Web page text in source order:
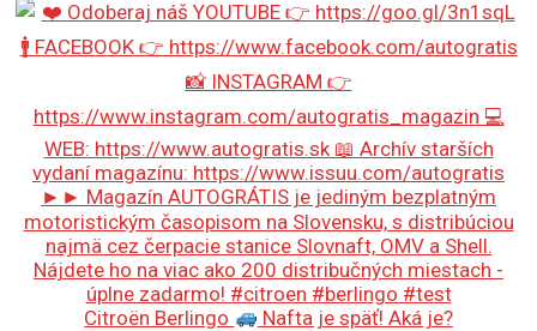
Citroën Berlingo Nafta je späť! Aká je?